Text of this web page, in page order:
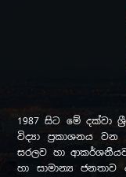
1987 සිට මේ දක්වා
විද්‍යා ප්‍රකාශනය වන
සරලව හා
හා සාමාන්‍ය ජනතාව